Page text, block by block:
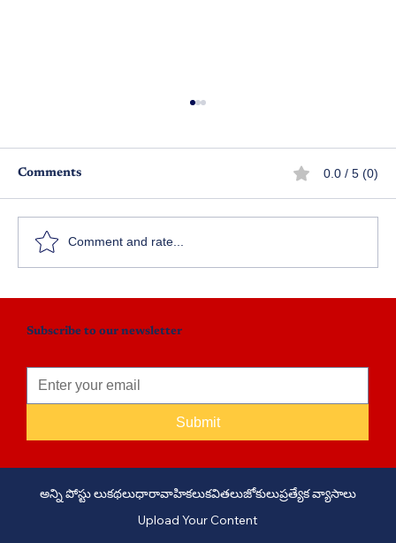
అప్పల నర్శకి దెయ్యం పట్టింది
Comments 0.0 / 5 (0)
Comment and rate...
Subscribe to our newsletter
Submit
అన్ని పోస్టు లుకథలుధారావాహికలుకవితలుజోకులుప్రత్యేక వ్యాసాలు
Upload Your Content